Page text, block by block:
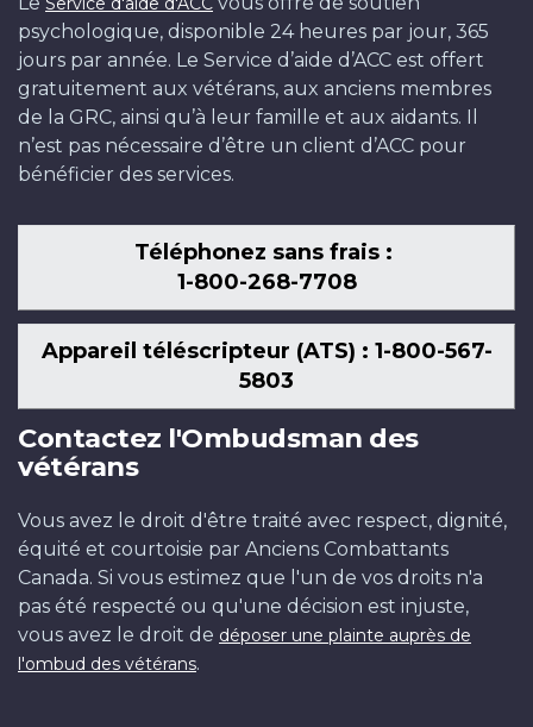
psychologique, disponible 24 heures par jour, 365
jours par année. Le Service d’aide d’ACC est offert
gratuitement aux vétérans, aux anciens membres
de la GRC, ainsi qu’à leur famille et aux aidants. Il
n’est pas nécessaire d’être un client d’ACC pour
bénéficier des services.
Téléphonez sans frais :
1-800-268-7708
Appareil téléscripteur (ATS) : 1-800-567-
5803
Contactez l'Ombudsman des
vétérans
Vous avez le droit d'être traité avec respect, dignité,
équité et courtoisie par Anciens Combattants
Canada. Si vous estimez que l'un de vos droits n'a
pas été respecté ou qu'une décision est injuste,
vous avez le droit de déposer une plainte auprès de
l'ombud des vétérans.